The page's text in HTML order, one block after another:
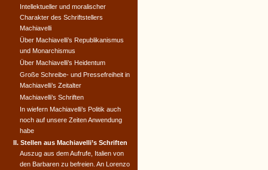
Intellektueller und moralischer
Charakter des Schriftstellers
Machiavelli
Über Machiavelli’s Republikanismus
und Monarchismus
Über Machiavelli’s Heidentum
Große Schreibe- und Pressefreiheit in
Machiavelli’s Zeitalter
Machiavelli’s Schriften
In wiefern Machiavelli’s Politik auch
noch auf unsere Zeiten Anwendung
habe
II. Stellen aus Machiavelli’s Schriften
Auszug aus dem Aufrufe, Italien von
den Barbaren zu befreien. An Lorenzo